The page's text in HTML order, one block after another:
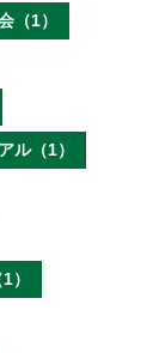
（1）
ル（1）
）